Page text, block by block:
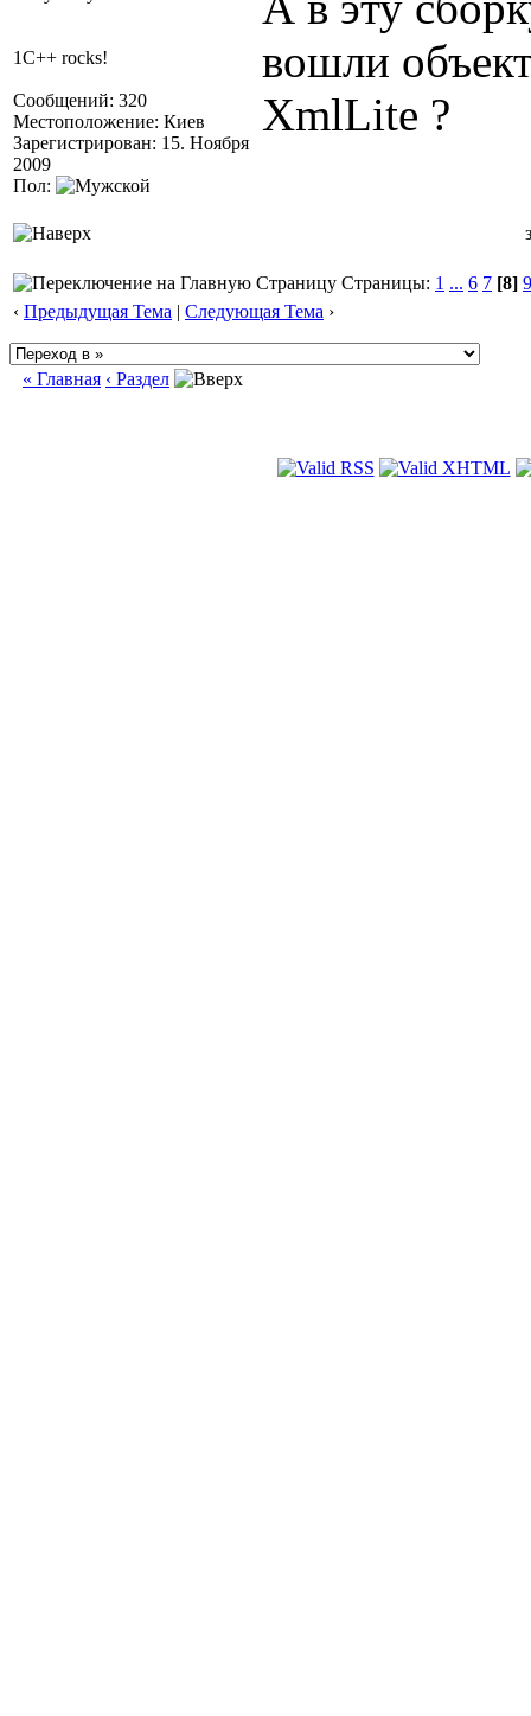
1C++ rocks!
Сообщений: 320
Местоположение: Киев
Зарегистрирован: 15. Ноября
2009
Пол:
вошли
XmlLite ?
Страницы: 1 ... 6 7 [8] 9
‹ Предыдущая Тема | Следующая Тема ›
« Главная ‹ Раздел